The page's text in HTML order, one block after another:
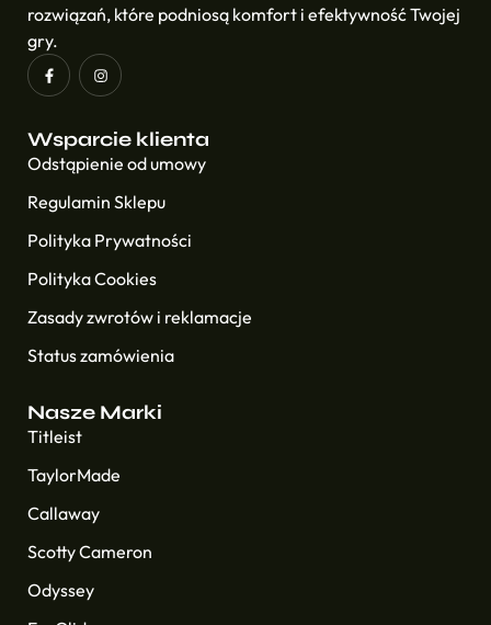
rozwiązań, które podniosą komfort i efektywność Twojej
gry.
Wsparcie klienta
Odstąpienie od umowy
Regulamin Sklepu
Polityka Prywatności
Polityka Cookies
Zasady zwrotów i reklamacje
Status zamówienia
Nasze Marki
Titleist
TaylorMade
Callaway
Scotty Cameron
Odyssey